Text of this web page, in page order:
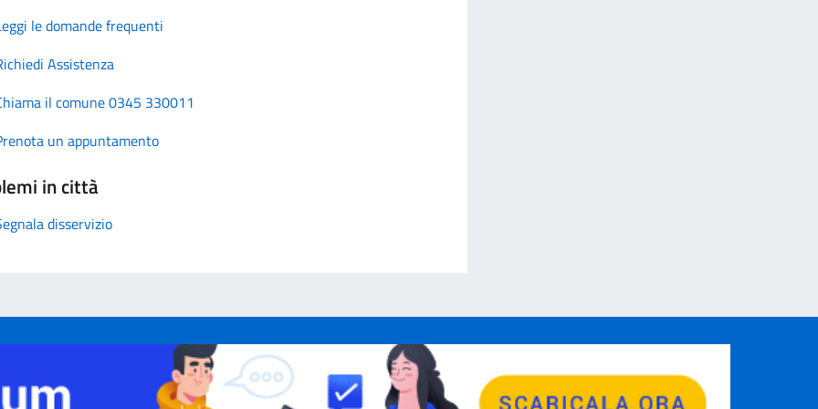
le domande frequenti
Assistenza
il comune 0345 330011
un appuntamento
in città
disservizio